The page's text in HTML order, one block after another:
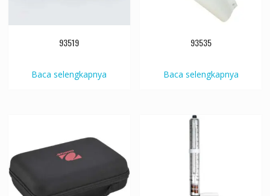
93519
Baca selengkapnya
93535
Baca selengkapnya